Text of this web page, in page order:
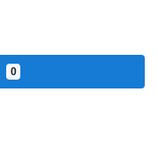
0